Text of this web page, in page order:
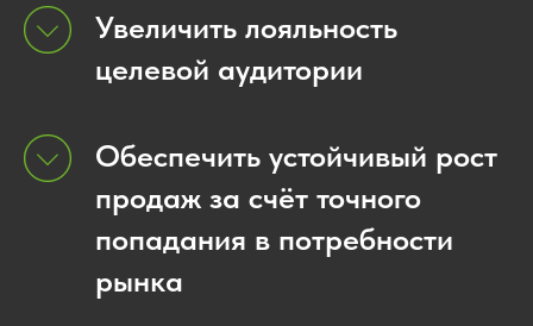
Увеличить лояльность
целевой аудитории
Обеспечить устойчивый рост
продаж за счёт точного
попадания в потребности
рынка